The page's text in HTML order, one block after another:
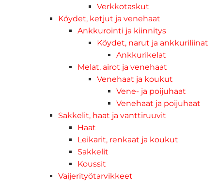
Verkkotaskut
Köydet, ketjut ja venehaat
Ankkurointi ja kiinnitys
Köydet, narut ja ankkuriliinat
Ankkurikelat
Melat, airot ja venehaat
Venehaat ja koukut
Vene- ja poijuhaat
Venehaat ja poijuhaat
Sakkelit, haat ja vanttiruuvit
Haat
Leikarit, renkaat ja koukut
Sakkelit
Koussit
Vaijerityötarvikkeet